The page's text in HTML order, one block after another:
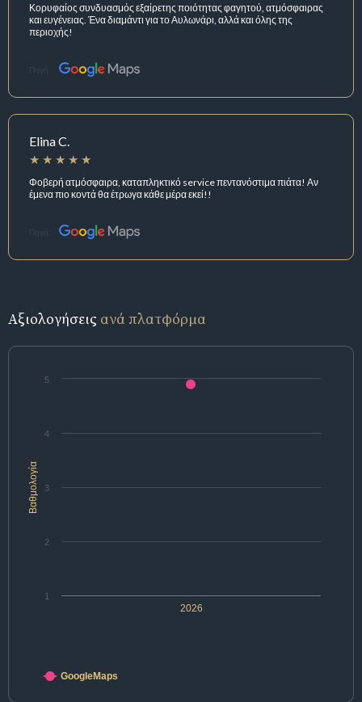
Κορυφαίος συνδυασμός εξαίρετης ποιότητας φαγητού, ατμόσφαιρας
και ευγένειας. Ένα διαμάντι για το Αυλωνάρι, αλλά και όλης της
περιοχής!
Πηγή:
Elina C.
Φοβερή ατμόσφαιρα, καταπληκτικό service πεντανόστιμα πιάτα! Αν
έμενα πιο κοντά θα έτρωγα κάθε μέρα εκεί!!
Πηγή:
Αξιολογήσεις ανά πλατφόρμα
Βαθμολογία
2026
1
2
3
4
5
GoogleMaps